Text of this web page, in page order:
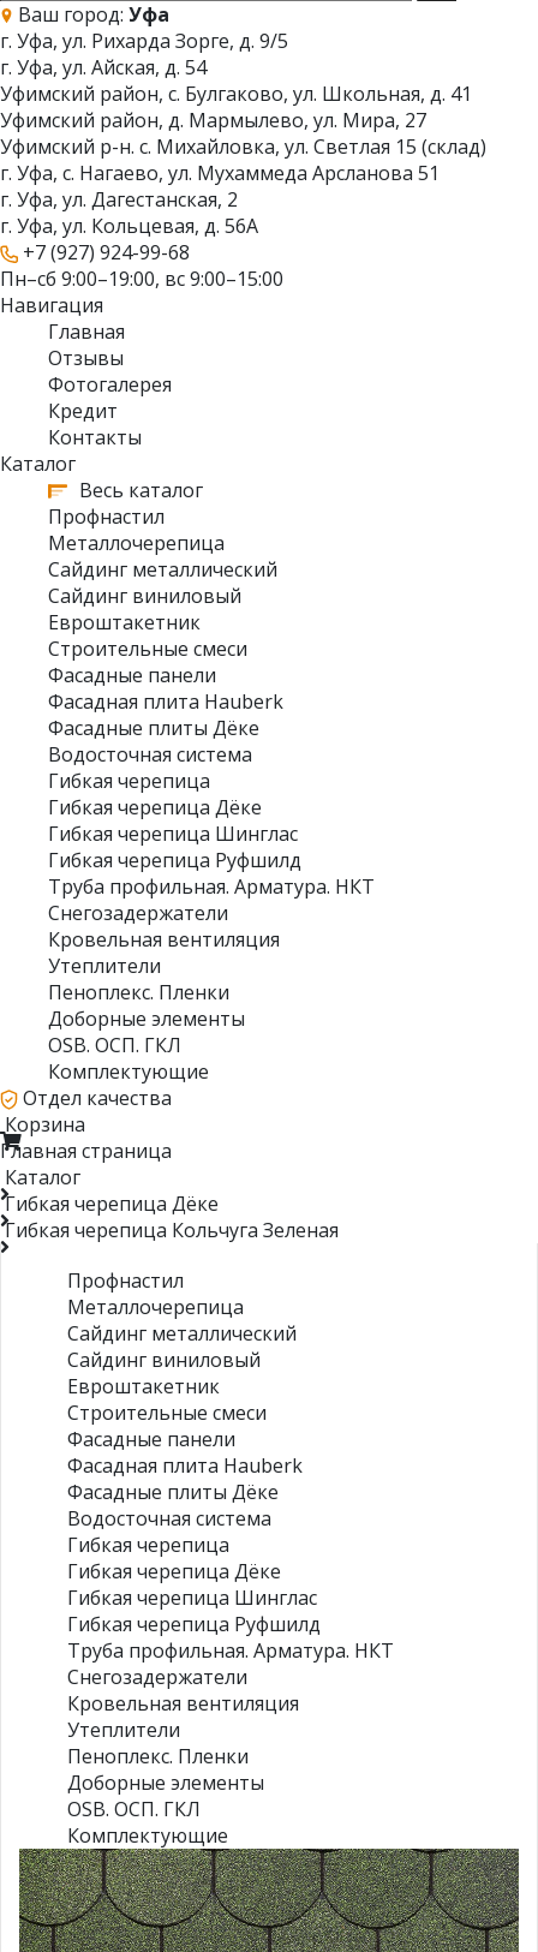
Ваш город: Уфа
г. Уфа, ул. Рихарда Зорге, д. 9/5
г. Уфа, ул. Айская, д. 54
Уфимский район, с. Булгаково, ул. Школьная, д. 41
Уфимский район, д. Мармылево, ул. Мира, 27
Уфимский р-н. с. Михайловка, ул. Светлая 15 (склад)
г. Уфа, с. Нагаево, ул. Мухаммеда Арсланова 51
г. Уфа, ул. Дагестанская, 2
г. Уфа, ул. Кольцевая, д. 56А
+7 (927) 924-99-68
Пн–сб 9:00–19:00, вс 9:00–15:00
Навигация
Главная
Отзывы
Фотогалерея
Кредит
Контакты
Каталог
Весь каталог
Профнастил
Металлочерепица
Сайдинг металлический
Сайдинг виниловый
Евроштакетник
Строительные смеси
Фасадные панели
Фасадная плита Hauberk
Фасадные плиты Дёке
Водосточная система
Гибкая черепица
Гибкая черепица Дёке
Гибкая черепица Шинглас
Гибкая черепица Руфшилд
Труба профильная. Арматура. НКТ
Снегозадержатели
Кровельная вентиляция
Утеплители
Пеноплекс. Пленки
Доборные элементы
OSB. ОСП. ГКЛ
Комплектующие
Отдел качества
Корзина
Главная страница
Каталог
Гибкая черепица Дёке
Гибкая черепица Кольчуга Зеленая
Профнастил
Металлочерепица
Сайдинг металлический
Сайдинг виниловый
Евроштакетник
Строительные смеси
Фасадные панели
Фасадная плита Hauberk
Фасадные плиты Дёке
Водосточная система
Гибкая черепица
Гибкая черепица Дёке
Гибкая черепица Шинглас
Гибкая черепица Руфшилд
Труба профильная. Арматура. НКТ
Снегозадержатели
Кровельная вентиляция
Утеплители
Пеноплекс. Пленки
Доборные элементы
OSB. ОСП. ГКЛ
Комплектующие